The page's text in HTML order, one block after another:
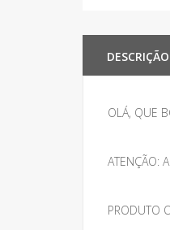
DESCRIÇÃO
OLÁ, QUE
ATENÇÃO:
PRODUTO